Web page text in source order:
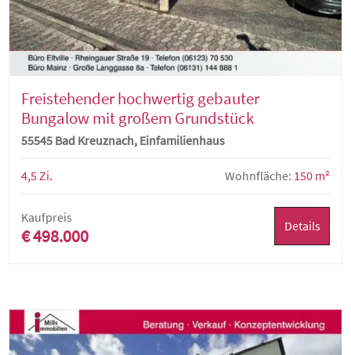
Freistehender hochwertig gebauter
Bungalow mit großem Grundstück
55545 Bad Kreuznach, Einfamilienhaus
4,5 Zi. Wohnfläche: 150 m²
Kaufpreis
€ 498.000 Details